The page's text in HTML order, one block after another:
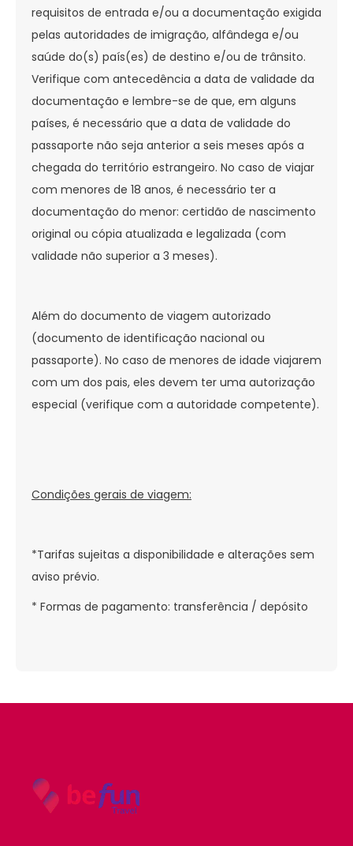
requisitos de entrada e/ou a documentação exigida
pelas autoridades de imigração, alfândega e/ou
saúde do(s) país(es) de destino e/ou de trânsito.
Verifique com antecedência a data de validade da
documentação e lembre-se de que, em alguns
países, é necessário que a data de validade do
passaporte não seja anterior a seis meses após a
chegada do território estrangeiro. No caso de viajar
com menores de 18 anos, é necessário ter a
documentação do menor: certidão de nascimento
original ou cópia atualizada e legalizada (com
validade não superior a 3 meses).
Além do documento de viagem autorizado
(documento de identificação nacional ou
passaporte). No caso de menores de idade viajarem
com um dos pais, eles devem ter uma autorização
especial (verifique com a autoridade competente).
Condições gerais de viagem:
*Tarifas sujeitas a disponibilidade e alterações sem
aviso prévio.
* Formas de pagamento: transferência / depósito